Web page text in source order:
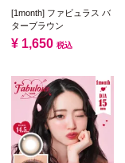
[1month] ファビュラス バ
ターブラウン
¥ 1,650 税込